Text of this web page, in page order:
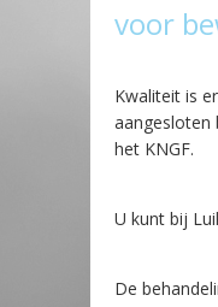
voor
Kwaliteit is
aangesloten
het KNGF.
U kunt bij
De